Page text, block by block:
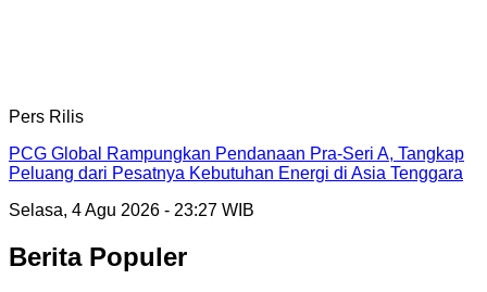
Pers Rilis
PCG Global Rampungkan Pendanaan Pra-Seri A, Tangkap
Peluang dari Pesatnya Kebutuhan Energi di Asia Tenggara
Selasa, 4 Agu 2026 - 23:27 WIB
Berita Populer